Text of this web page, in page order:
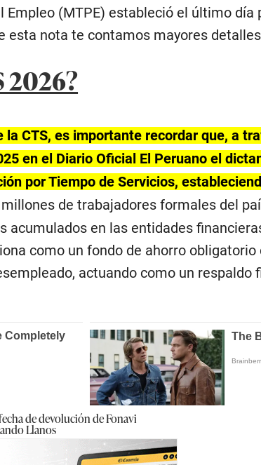
(MTPE) estableció el último día
esta nota te contamos mayores
2026?
CTS, es importante recordar que, a
en el Diario Oficial El Peruano el
por Tiempo de Servicios,
de trabajadores formales del
en las entidades
como un fondo de ahorro
actuando como un respaldo
de devolución de Fonavi
Llanos